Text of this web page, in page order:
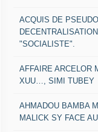
ACQUIS DE
"SOCIALISTE".
AFFAIRE ARCELOR
XUU…, SIMI TUBEY
AHMADOU BAMBA
MALICK SY FACE